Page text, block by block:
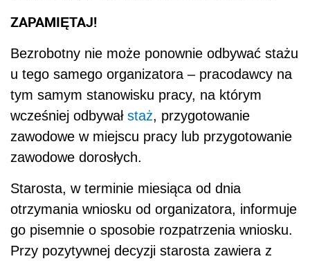
ZAPAMIĘTAJ!
Bezrobotny nie może ponownie odbywać stażu
u tego samego organizatora – pracodawcy na
tym samym stanowisku pracy, na którym
wcześniej odbywał staż, przygotowanie
zawodowe w miejscu pracy lub przygotowanie
zawodowe dorosłych.
Starosta, w terminie miesiąca od dnia
otrzymania wniosku od organizatora, informuje
go pisemnie o sposobie rozpatrzenia wniosku.
Przy pozytywnej decyzji starosta zawiera z